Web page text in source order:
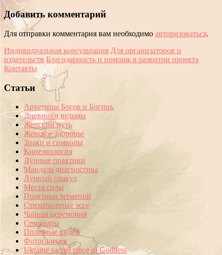
Добавить комментарий
Для отправки комментария вам необходимо авторизоваться.
Индивидуальная консультация Для организаторов и
издательств Благодарность и помощь в развитии проекта
Контакты
Статьи
Архетипы Богов и Богинь
Дневники ведьмы
Женский путь
Женское здоровье
Знаки и символы
Кинезиология
Лунные практики
Мандала диагностика
Лунный оракул
Места силы
Практики затмений
Стихотворные эссе
Чайная церемония
Семинары
Полезные видео
Фотогалерея
Ukraine sacred place of Goddess